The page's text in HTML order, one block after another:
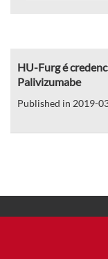
HU-Furg é
Palivizumabe
Published in 2019-